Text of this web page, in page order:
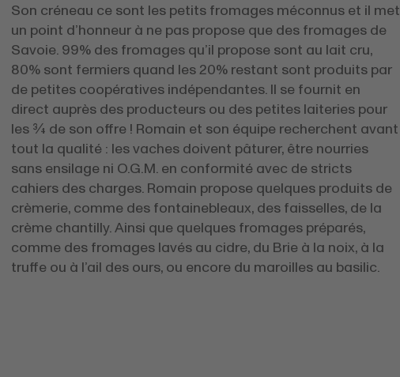
Son créneau ce sont les petits fromages méconnus et il met
un point d’honneur à ne pas propose que des fromages de
Savoie. 99% des fromages qu’il propose sont au lait cru,
80% sont fermiers quand les 20% restant sont produits par
de petites coopératives indépendantes. Il se fournit en
direct auprès des producteurs ou des petites laiteries pour
les ¾ de son offre ! Romain et son équipe recherchent avant
tout la qualité : les vaches doivent pâturer, être nourries
sans ensilage ni O.G.M. en conformité avec de stricts
cahiers des charges. Romain propose quelques produits de
crèmerie, comme des fontainebleaux, des faisselles, de la
crème chantilly. Ainsi que quelques fromages préparés,
comme des fromages lavés au cidre, du Brie à la noix, à la
truffe ou à l’ail des ours, ou encore du maroilles au basilic.